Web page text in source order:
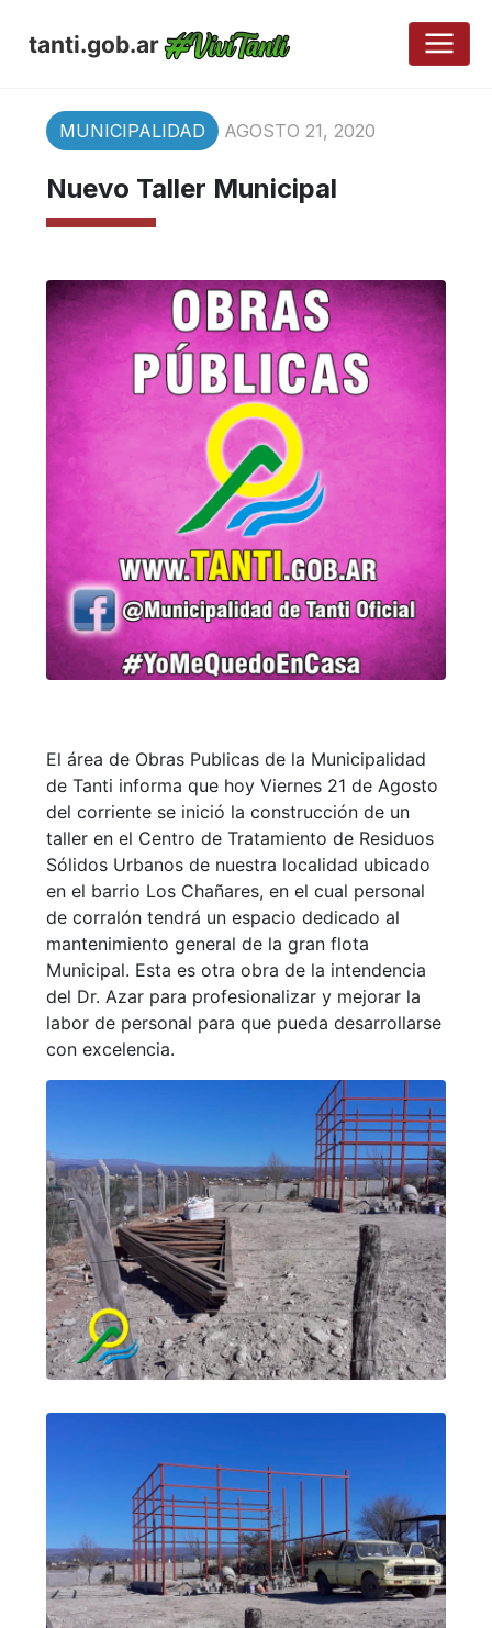
tanti.gob.ar
MUNICIPALIDAD AGOSTO 21, 2020
Nuevo Taller Municipal
El área de Obras Publicas de la Municipalidad
de Tanti informa que hoy Viernes 21 de Agosto
del corriente se inició la construcción de un
taller en el Centro de Tratamiento de Residuos
Sólidos Urbanos de nuestra localidad ubicado
en el barrio Los Chañares, en el cual personal
de corralón tendrá un espacio dedicado al
mantenimiento general de la gran flota
Municipal. Esta es otra obra de la intendencia
del Dr. Azar para profesionalizar y mejorar la
labor de personal para que pueda desarrollarse
con excelencia.